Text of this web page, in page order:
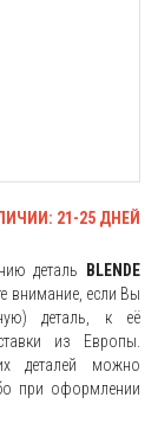
21-25 ДНЕЙ
деталь
BLENDE
внимание, если Вы
деталь, к её
из Европы.
деталей можно
при оформлении